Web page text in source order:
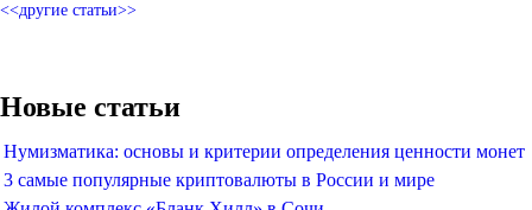
<<другие статьи>>
Новые статьи
Нумизматика: основы и критерии определения ценности монет
3 самые популярные криптовалюты в России и мире